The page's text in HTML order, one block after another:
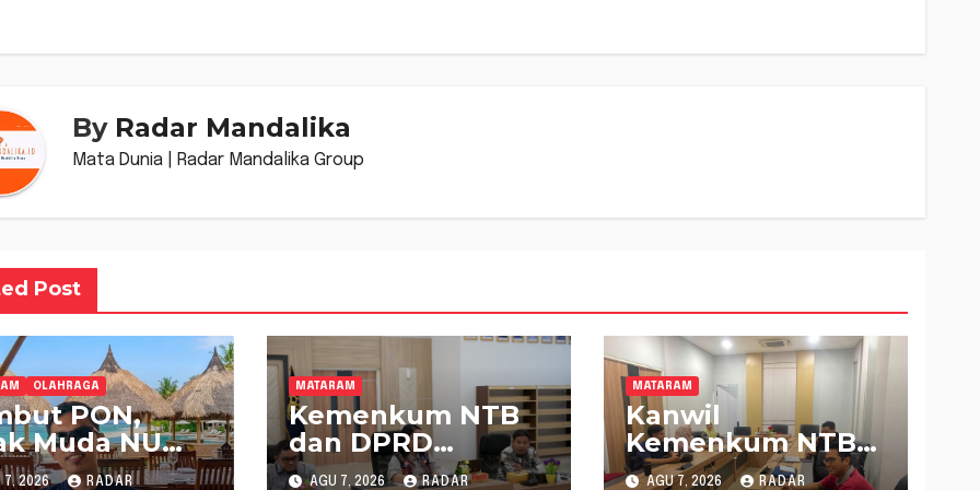
By Radar Mandalika
Mata Dunia | Radar Mandalika Group
Post
OLAHRAGA
PON,
Muda NU
Dukung
7, 2026 RADAR
MATARAM
Kemenkum NTB
dan DPRD
Sumbawa
AGU 7, 2026 RADAR
MATARAM
Kanwil
Kemenkum NTB
Gelar Konsultasi
AGU 7, 2026 RADAR